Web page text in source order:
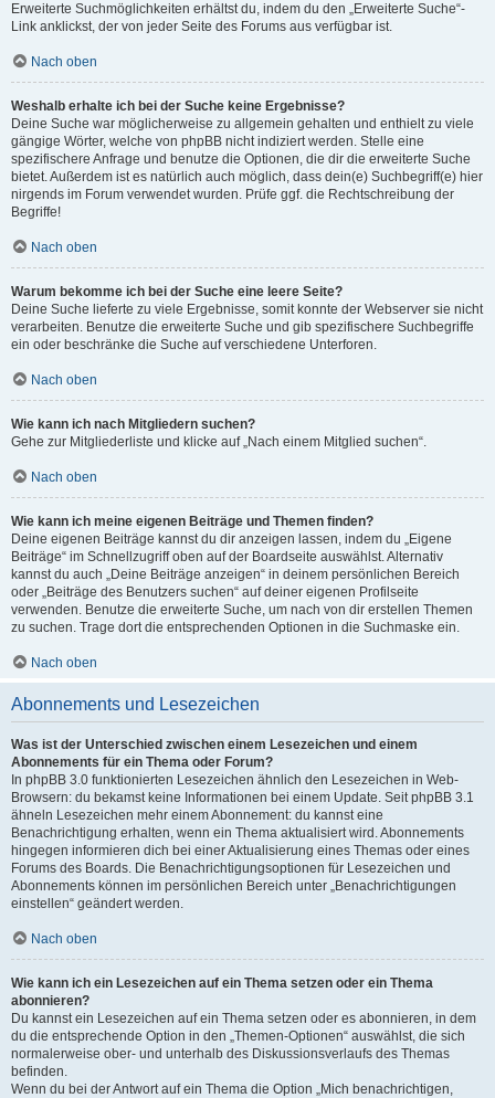
Erweiterte Suchmöglichkeiten erhältst du, indem du den „Erweiterte Suche“-
Link anklickst, der von jeder Seite des Forums aus verfügbar ist.
Nach oben
Weshalb erhalte ich bei der Suche keine Ergebnisse?
Deine Suche war möglicherweise zu allgemein gehalten und enthielt zu viele
gängige Wörter, welche von phpBB nicht indiziert werden. Stelle eine
spezifischere Anfrage und benutze die Optionen, die dir die erweiterte Suche
bietet. Außerdem ist es natürlich auch möglich, dass dein(e) Suchbegriff(e) hier
nirgends im Forum verwendet wurden. Prüfe ggf. die Rechtschreibung der
Begriffe!
Nach oben
Warum bekomme ich bei der Suche eine leere Seite?
Deine Suche lieferte zu viele Ergebnisse, somit konnte der Webserver sie nicht
verarbeiten. Benutze die erweiterte Suche und gib spezifischere Suchbegriffe
ein oder beschränke die Suche auf verschiedene Unterforen.
Nach oben
Wie kann ich nach Mitgliedern suchen?
Gehe zur Mitgliederliste und klicke auf „Nach einem Mitglied suchen“.
Nach oben
Wie kann ich meine eigenen Beiträge und Themen finden?
Deine eigenen Beiträge kannst du dir anzeigen lassen, indem du „Eigene
Beiträge“ im Schnellzugriff oben auf der Boardseite auswählst. Alternativ
kannst du auch „Deine Beiträge anzeigen“ in deinem persönlichen Bereich
oder „Beiträge des Benutzers suchen“ auf deiner eigenen Profilseite
verwenden. Benutze die erweiterte Suche, um nach von dir erstellen Themen
zu suchen. Trage dort die entsprechenden Optionen in die Suchmaske ein.
Nach oben
Abonnements und Lesezeichen
Was ist der Unterschied zwischen einem Lesezeichen und einem
Abonnements für ein Thema oder Forum?
In phpBB 3.0 funktionierten Lesezeichen ähnlich den Lesezeichen in Web-
Browsern: du bekamst keine Informationen bei einem Update. Seit phpBB 3.1
ähneln Lesezeichen mehr einem Abonnement: du kannst eine
Benachrichtigung erhalten, wenn ein Thema aktualisiert wird. Abonnements
hingegen informieren dich bei einer Aktualisierung eines Themas oder eines
Forums des Boards. Die Benachrichtigungsoptionen für Lesezeichen und
Abonnements können im persönlichen Bereich unter „Benachrichtigungen
einstellen“ geändert werden.
Nach oben
Wie kann ich ein Lesezeichen auf ein Thema setzen oder ein Thema
abonnieren?
Du kannst ein Lesezeichen auf ein Thema setzen oder es abonnieren, in dem
du die entsprechende Option in den „Themen-Optionen“ auswählst, die sich
normalerweise ober- und unterhalb des Diskussionsverlaufs des Themas
befinden.
Wenn du bei der Antwort auf ein Thema die Option „Mich benachrichtigen,